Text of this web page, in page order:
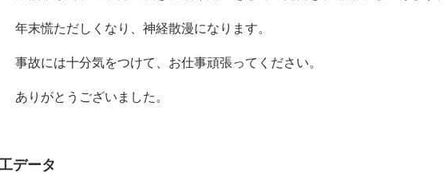
年末慌ただしくなり、神経散漫になります。
事故には十分気をつけて、お仕事頑張ってください。
ありがとうございました。
データ